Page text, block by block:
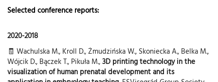
Selected conference reports:
2020-2018
🧾 Wachulska M., Kroll D., Żmudzińska W., Skoniecka A., Belka M.,
Wójcik D., Bączek T., Pikuła M.,3D printing technology in the
visualization of human prenatal development and its